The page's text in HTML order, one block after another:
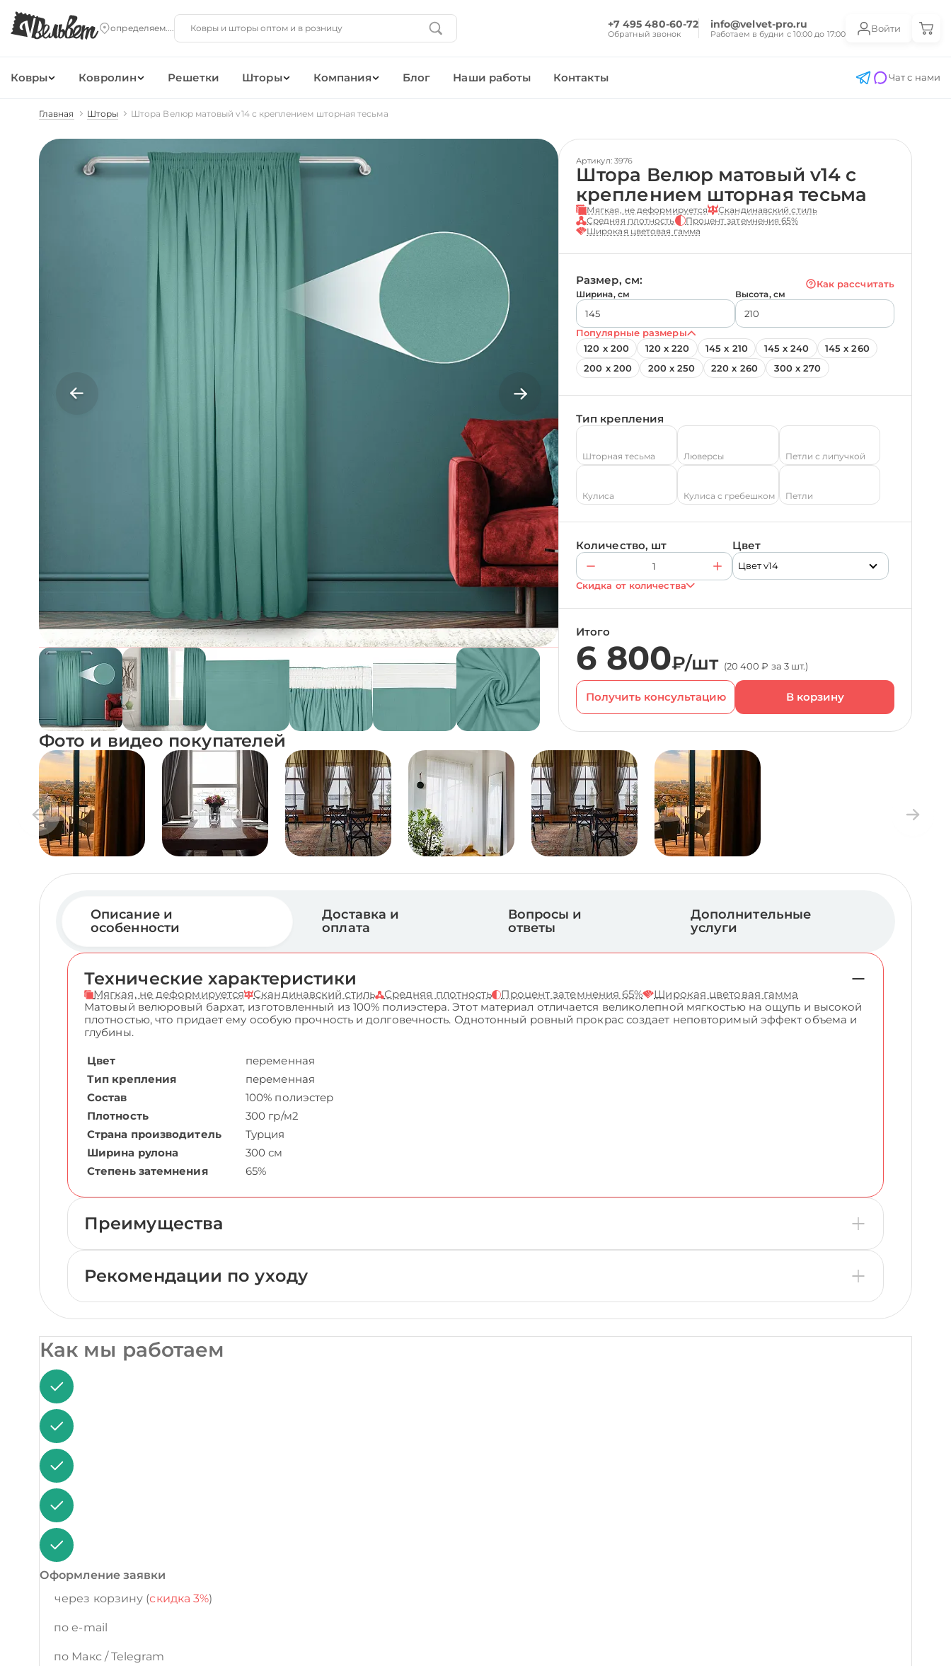
+7 495 480-60-72
Обратный звонок
info@velvet-pro.ru
Работаем в будни с 10:00 до 17:00
Войти
Ковры Ковролин Решетки Шторы Компания Блог Наши работы Контакты Чат с нами
Главная Шторы Штора Велюр матовый v14 с креплением шторная тесьма
Артикул: 3976
Штора Велюр матовый v14 с
креплением шторная тесьма
Мягкая, не деформируется
Скандинавский стиль
Средняя плотность
Процент затемнения 65%
Широкая цветовая гамма
Размер, см: Как рассчитать
Ширина, см Высота, см
Популярные размеры
120 х 200
120 х 220 145 х 210 145 х 240
145 х 260
200 х 200
200 х 250 220 х 260 300 х 270
Тип крепления
Шторная тесьма Люверсы Петли с липучкой
Кулиса Кулиса с гребешком Петли
Количество, шт Цвет
Цвет v14
Скидка от количества
Итого
6 800₽/шт (20 400 ₽ за 3 шт.)
Получить консультацию
Фото и видео покупателей
Описание и
особенности
Доставка и
оплата
Вопросы и
ответы
Дополнительные
услуги
Технические характеристики
Мягкая, не деформируется Скандинавский стиль Средняя плотность Процент затемнения 65%
Широкая цветовая гамма
Матовый велюровый бархат, изготовленный из 100% полиэстера. Этот материал отличается великолепной мягкостью на ощупь и высокой
плотностью, что придает ему особую прочность и долговечность. Однотонный ровный прокрас создает неповторимый эффект объема и
глубины.
Цвет
переменная
Тип крепления
переменная
Состав
100% полиэстер
Плотность
300 гр/м2
Страна производитель
Турция
Ширина рулона
300 см
Степень затемнения
65%
Преимущества
Рекомендации по уходу
Как мы работаем
Оформление заявки
через корзину (скидка 3%)
по e-mail
по Макс / Telegram